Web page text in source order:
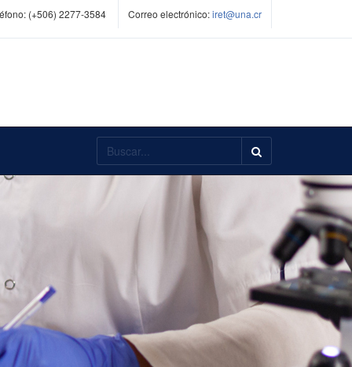
(+506) 2277-3584 Correo electrónico:iret@una.cr
Buscar...